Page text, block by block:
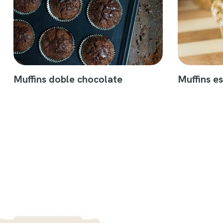
Muffins doble chocolate Muffins